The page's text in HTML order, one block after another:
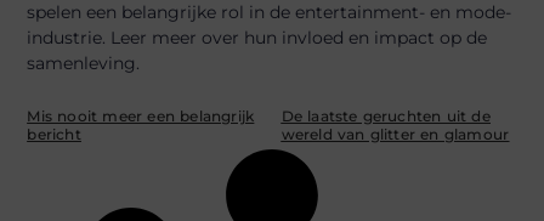
spelen een belangrijke rol in de entertainment- en mode-
industrie. Leer meer over hun invloed en impact op de
samenleving.
Mis nooit meer een belangrijk
bericht
De laatste geruchten uit de
wereld van glitter en glamour